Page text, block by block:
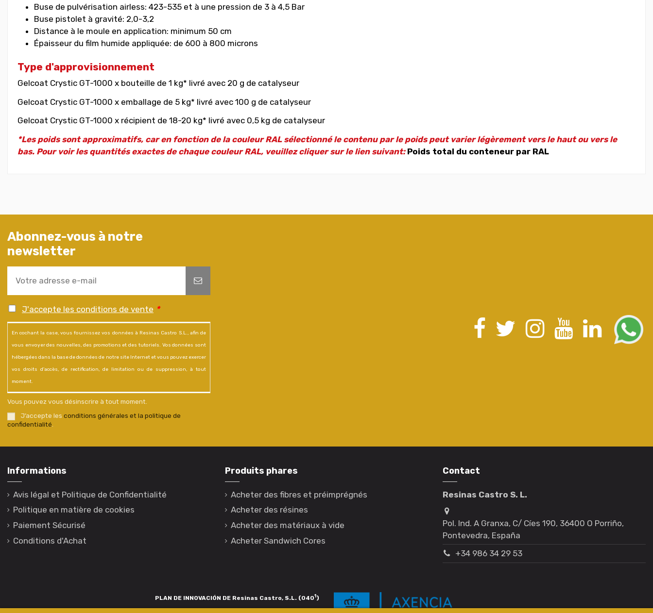
Buse de pulvérisation airless: 423-535 et à une pression de 3 à 4,5 Bar
Buse pistolet à gravité: 2,0-3,2
Distance à le moule en application: minimum 50 cm
Épaisseur du film humide appliquée: de 600 à 800 microns
Type d'approvisionnement
Gelcoat Crystic GT-1000 x bouteille de 1 kg* livré avec 20 g de catalyseur
Gelcoat Crystic GT-1000 x emballage de 5 kg* livré avec 100 g de catalyseur
Gelcoat Crystic GT-1000 x récipient de 18-20 kg* livré avec 0,5 kg de catalyseur
*Les poids sont approximatifs, car en fonction de la couleur RAL sélectionné le contenu par le poids peut varier légèrement vers le haut ou vers le
bas. Pour voir les quantités exactes de chaque couleur RAL, veuillez cliquer sur le lien suivant: Poids total du conteneur par RAL
Abonnez-vous à notre
newsletter
J'accepte les conditions de vente *
En cochant la case, vous fournissez vos données à Resinas Castro S.L., afin de
vous envoyer des nouvelles, des promotions et des tutoriels. Vos données sont
hébergées dans la base de données de notre site Internet et vous pouvez exercer
vos droits d'accès, de rectification, de limitation ou de suppression, à tout
moment.
Vous pouvez vous désinscrire à tout moment.
J’accepte les conditions générales et la politique de
confidentialité
Informations
Avis légal et Politique de Confidentialité
Politique en matière de cookies
Paiement Sécurisé
Conditions d'Achat
Produits phares
Acheter des fibres et préimprégnés
Acheter des résines
Acheter des matériaux à vide
Acheter Sandwich Cores
Contact
Resinas Castro S. L.
Pol. Ind. A Granxa, C/ Cíes 190, 36400 O Porriño,
Pontevedra, España
+34 986 34 29 53
PLAN DE INNOVACIÓN DE Resinas Castro, S.L. (0401 )